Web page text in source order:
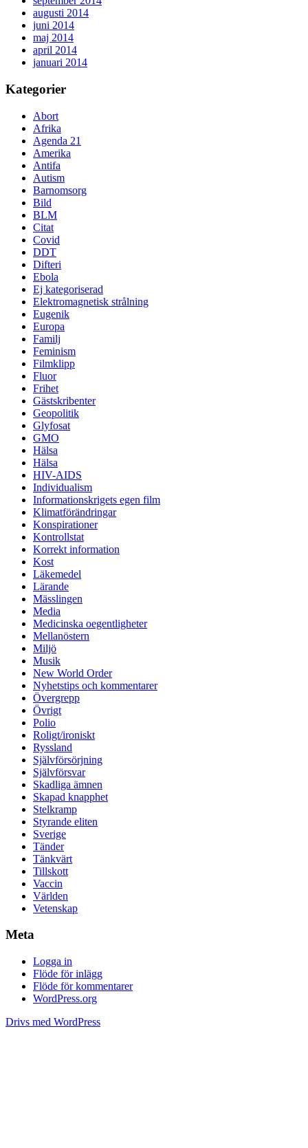
augusti 2014
juni 2014
maj 2014
april 2014
januari 2014
Kategorier
Abort
Afrika
Agenda 21
Amerika
Antifa
Autism
Barnomsorg
Bild
BLM
Citat
Covid
DDT
Difteri
Ebola
Ej kategoriserad
Elektromagnetisk strålning
Eugenik
Europa
Familj
Feminism
Filmklipp
Fluor
Frihet
Gästskribenter
Geopolitik
Glyfosat
GMO
Hälsa
Hälsa
HIV-AIDS
Individualism
Informationskrigets egen film
Klimatförändringar
Konspirationer
Kontrollstat
Korrekt information
Kost
Läkemedel
Lärande
Mässlingen
Media
Medicinska oegentligheter
Mellanöstern
Miljö
Musik
New World Order
Nyhetstips och kommentarer
Övergrepp
Övrigt
Polio
Roligt/ironiskt
Ryssland
Självförsörjning
Självförsvar
Skadliga ämnen
Skapad knapphet
Stelkramp
Styrande eliten
Sverige
Tänder
Tänkvärt
Tillskott
Vaccin
Världen
Vetenskap
Meta
Logga in
Flöde för inlägg
Flöde för kommentarer
WordPress.org
Drivs med WordPress